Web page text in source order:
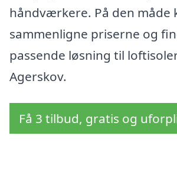
håndværkere. På den måde
sammenligne priserne og
passende løsning til
Agerskov.
Få 3 tilbud, gratis og